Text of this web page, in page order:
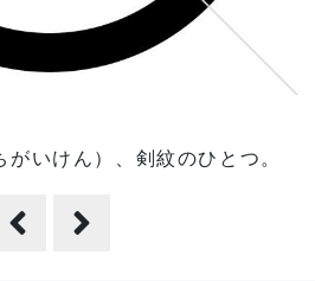
いけん）、剣紋のひとつ。